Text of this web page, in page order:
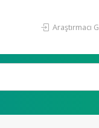
Araştırmacı